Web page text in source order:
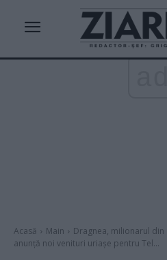
Acasă Main
Dragnea, milionarul
anunță noi venituri uriașe pentru Tel...